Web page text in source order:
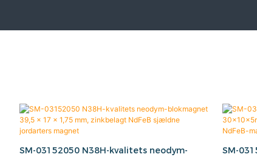
SM-03152050 N38H-kvalitets neodym-
SM-